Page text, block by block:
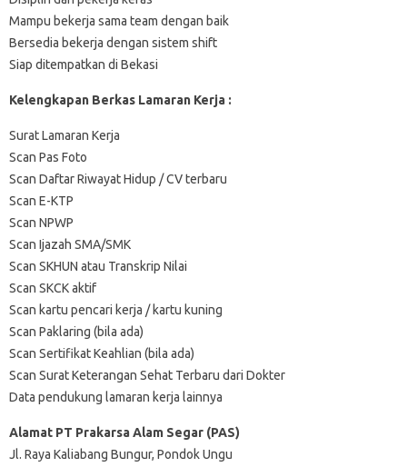
Mampu bekerja sama team dengan baik
Bersedia bekerja dengan sistem shift
Siap ditempatkan di Bekasi
Kelengkapan Berkas Lamaran Kerja :
Surat Lamaran Kerja
Scan Pas Foto
Scan Daftar Riwayat Hidup / CV terbaru
Scan E-KTP
Scan NPWP
Scan Ijazah SMA/SMK
Scan SKHUN atau Transkrip Nilai
Scan SKCK aktif
Scan kartu pencari kerja / kartu kuning
Scan Paklaring (bila ada)
Scan Sertifikat Keahlian (bila ada)
Scan Surat Keterangan Sehat Terbaru dari Dokter
Data pendukung lamaran kerja lainnya
Alamat PT Prakarsa Alam Segar (PAS)
Jl. Raya Kaliabang Bungur, Pondok Ungu